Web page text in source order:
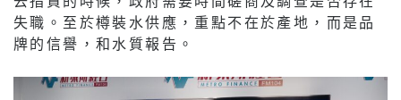
失職。至於樽裝水供應，重點不在於產地，而是品
牌的信譽，和水質報告。